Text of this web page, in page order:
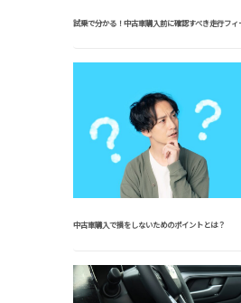
試乗で分かる！中古車購入前に確認すべき走行フ
中古車購入で損をしないためのポイントとは？